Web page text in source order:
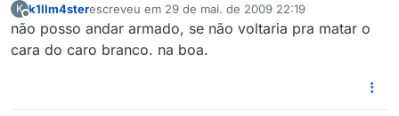
K k1llm4sterescreveu em 29 de mai. de 2009 22:19
última edição por
não posso andar armado, se não voltaria pra matar o
cara do caro branco. na boa.